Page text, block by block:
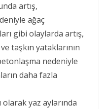
artış,
ağaç
gibi olaylarda artış,
taşkın yataklarının
nedeniyle
daha fazla
olarak yaz aylarında